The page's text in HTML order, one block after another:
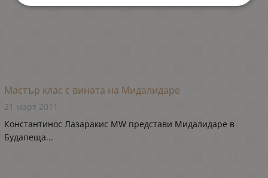
Мастър клас с вината на Мидалидаре
21 март 2011
Константинос Лазаракис MW представи Мидалидаре в
Будапеща...